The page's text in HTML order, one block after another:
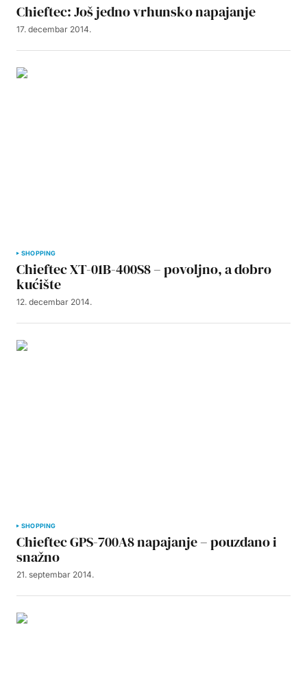
Chieftec: Još jedno vrhunsko napajanje
17. decembar 2014.
SHOPPING
Chieftec XT-01B-400S8 – povoljno, a dobro
kućište
12. decembar 2014.
SHOPPING
Chieftec GPS-700A8 napajanje – pouzdano i
snažno
21. septembar 2014.